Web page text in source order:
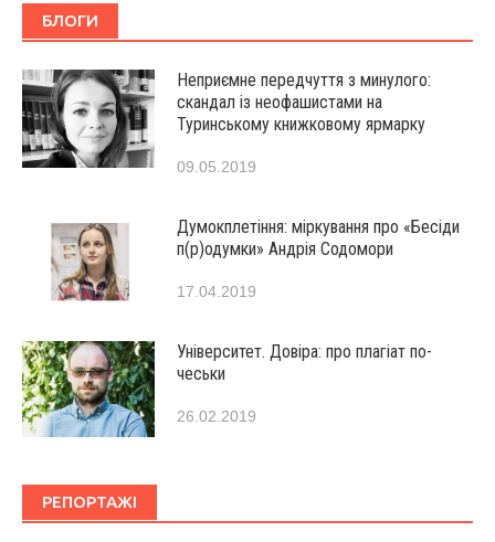
БЛОГИ
Неприємне передчуття з минулого:
скандал із неофашистами на
Туринському книжковому ярмарку
09.05.2019
Думокплетіння: міркування про «Бесіди
п(р)одумки» Андрія Содомори
17.04.2019
Університет. Довіра: про плагіат по-
чеськи
26.02.2019
РЕПОРТАЖІ